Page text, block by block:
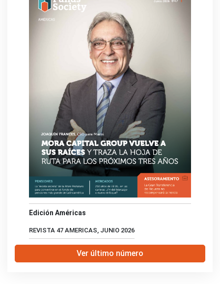
Edición Américas
REVISTA 47 AMERICAS, JUNIO 2026
Ver último número